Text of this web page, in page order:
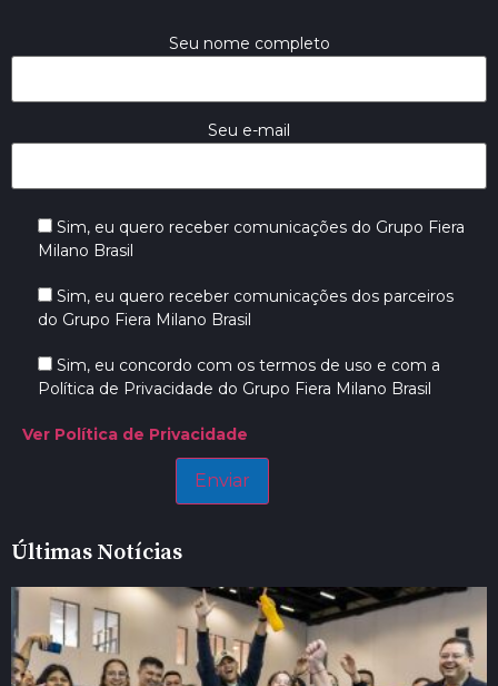
Seu nome completo
Seu e-mail
Sim, eu quero receber comunicações do Grupo Fiera
Milano Brasil
Sim, eu quero receber comunicações dos parceiros
do Grupo Fiera Milano Brasil
Sim, eu concordo com os termos de uso e com a
Política de Privacidade do Grupo Fiera Milano Brasil
Ver Política de Privacidade
Últimas Notícias